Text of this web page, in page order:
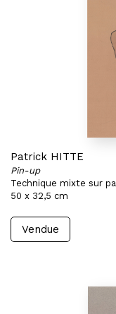
Patrick HITTE
Pin-up
Technique mixte sur
50 x 32,5 cm
Vendue